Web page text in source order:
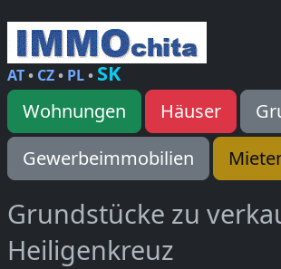
AT• CZ• PL• SK
Wohnungen Häuser
Gewerbeimmobilien
Grundstücke zu
Heiligenkreuz